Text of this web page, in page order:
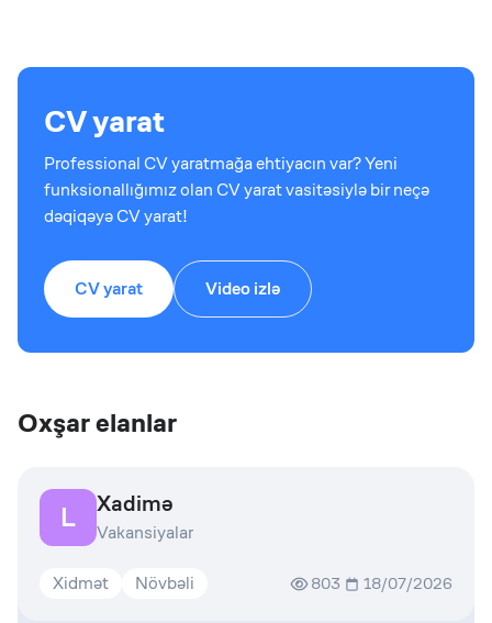
CV yarat
Professional CV yaratmağa ehtiyacın var? Yeni
funksionallığımız olan CV yarat vasitəsiylə bir neçə
dəqiqəyə CV yarat!
CV yarat Video izlə
Oxşar elanlar
L Xadimə
Vakansiyalar
Xidmət Növbəli 803 18/07/2026